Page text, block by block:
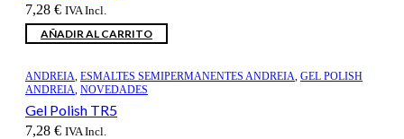
7,28 € IVA Incl.
AÑADIR AL CARRITO
ANDREIA, ESMALTES SEMIPERMANENTES ANDREIA, GEL POLISH
ANDREIA, NOVEDADES
Gel Polish TR5
7,28 € IVA Incl.